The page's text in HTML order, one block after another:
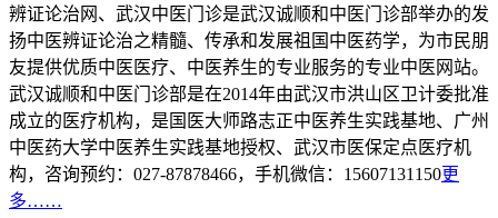
辨证论治网、武汉中医门诊是武汉诚顺和中医门诊部举办的发
扬中医辨证论治之精髓、传承和发展祖国中医药学，为市民朋
友提供优质中医医疗、中医养生的专业服务的专业中医网站。
武汉诚顺和中医门诊部是在2014年由武汉市洪山区卫计委批准
成立的医疗机构，是国医大师路志正中医养生实践基地、广州
中医药大学中医养生实践基地授权、武汉市医保定点医疗机
构，咨询预约：027-87878466，手机微信：15607131150更
多……